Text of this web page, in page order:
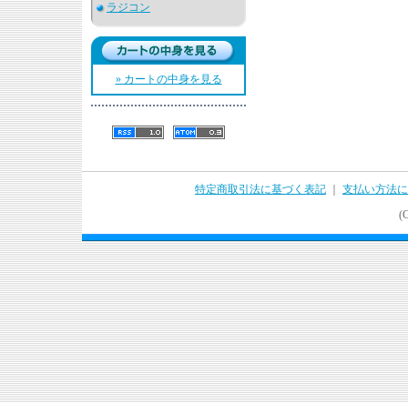
ラジコン
» カートの中身を見る
特定商取引法に基づく表記
支払い方法